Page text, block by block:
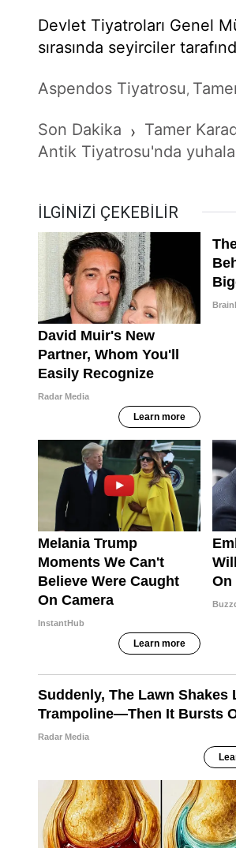
Devlet Tiyatroları Genel
sırasında seyirciler
Aspendos Tiyatrosu,
Son Dakika › Tamer
Antik Tiyatrosu'nda